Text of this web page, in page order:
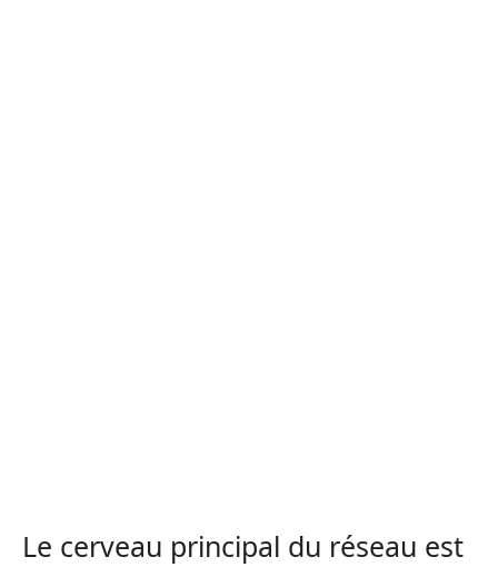
Le cerveau principal du réseau est